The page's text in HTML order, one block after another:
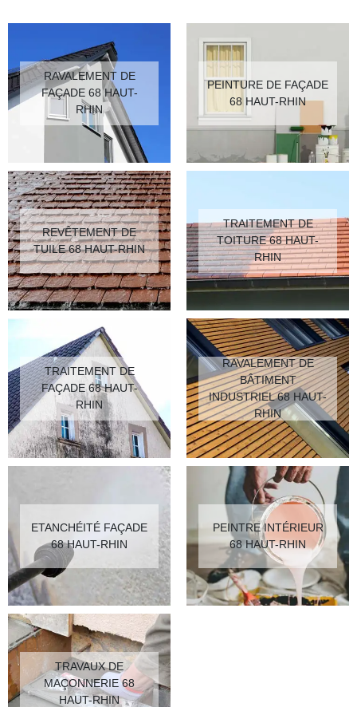
RAVALEMENT DE
FAÇADE 68 HAUT-
RHIN
PEINTURE DE FAÇADE
68 HAUT-RHIN
REVÊTEMENT DE
TUILE 68 HAUT-RHIN
TRAITEMENT DE
TOITURE 68 HAUT-
RHIN
TRAITEMENT DE
FAÇADE 68 HAUT-
RHIN
RAVALEMENT DE
BÂTIMENT
INDUSTRIEL 68 HAUT-
RHIN
ETANCHÉITÉ FAÇADE
68 HAUT-RHIN
PEINTRE INTÉRIEUR
68 HAUT-RHIN
TRAVAUX DE
MAÇONNERIE 68
HAUT-RHIN